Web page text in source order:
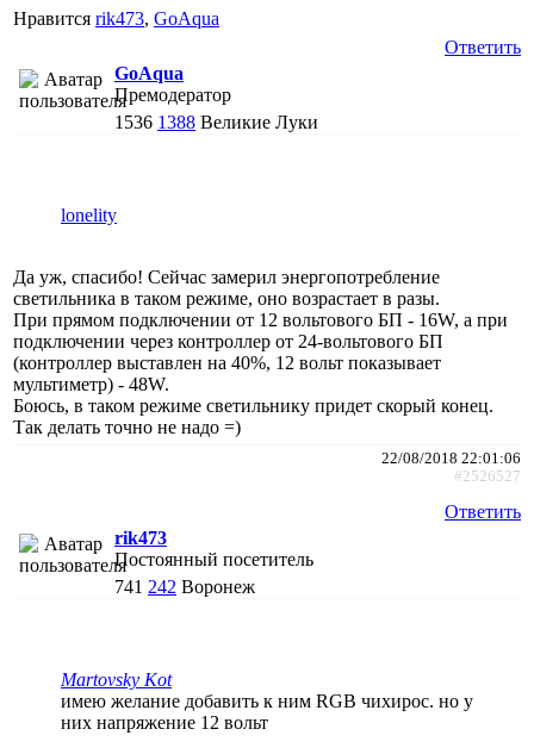
Нравится rik473, GoAqua
Ответить
GoAqua
Премодератор
1536 1388 Великие Луки
lonelity
Да уж, спасибо! Сейчас замерил энергопотребление
светильника в таком режиме, оно возрастает в разы.
При прямом подключении от 12 вольтового БП - 16W, а при
подключении через контроллер от 24-вольтового БП
(контроллер выставлен на 40%, 12 вольт показывает
мультиметр) - 48W.
Боюсь, в таком режиме светильнику придет скорый конец.
Так делать точно не надо =)
22/08/2018 22:01:06
#2526527
Ответить
rik473
Постоянный посетитель
741 242 Воронеж
Martovsky Kot
имею желание добавить к ним RGB чихирос. но у
них напряжение 12 вольт